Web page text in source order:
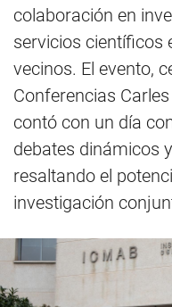
colaboración en
servicios científicos
vecinos. El evento,
Conferencias
contó con un día
debates dinámicos
resaltando el
investigación